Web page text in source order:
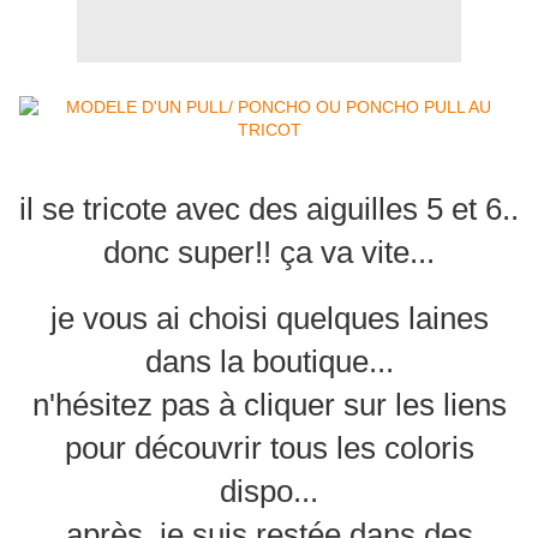
il se tricote avec des aiguilles 5 et 6..
donc super!! ça va vite...
je vous ai choisi quelques laines
dans la boutique...
n'hésitez pas à cliquer sur les liens
pour découvrir tous les coloris
dispo...